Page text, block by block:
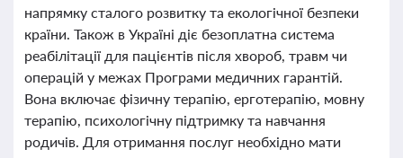
напрямку сталого розвитку та екологічної безпеки
країни. Також в Україні діє безоплатна система
реабілітації для пацієнтів після хвороб, травм чи
операцій у межах Програми медичних гарантій.
Вона включає фізичну терапію, ерготерапію, мовну
терапію, психологічну підтримку та навчання
родичів. Для отримання послуг необхідно мати